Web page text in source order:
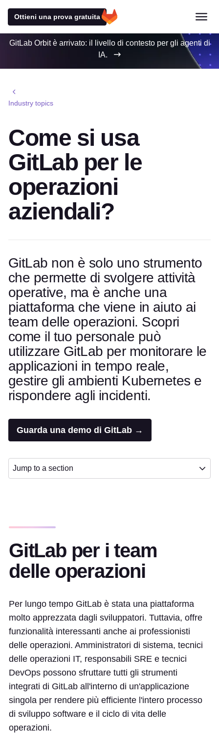
Ottieni una prova gratuita
GitLab Orbit è arrivato: il livello di contesto per gli agenti di
IA.
Industry topics
Come si usa
GitLab per le
operazioni
aziendali?
GitLab non è solo uno strumento
che permette di svolgere attività
operative, ma è anche una
piattaforma che viene in aiuto ai
team delle operazioni. Scopri
come il tuo personale può
utilizzare GitLab per monitorare le
applicazioni in tempo reale,
gestire gli ambienti Kubernetes e
rispondere agli incidenti.
Guarda una demo di GitLab →
Jump to a section
GitLab per i team
delle operazioni
Per lungo tempo GitLab è stata una piattaforma
molto apprezzata dagli sviluppatori. Tuttavia, offre
funzionalità interessanti anche ai professionisti
delle operazioni. Amministratori di sistema, tecnici
delle operazioni IT, responsabili SRE e tecnici
DevOps possono sfruttare tutti gli strumenti
integrati di GitLab all'interno di un'applicazione
singola per rendere più efficiente l'intero processo
di sviluppo software e il ciclo di vita delle
operazioni.